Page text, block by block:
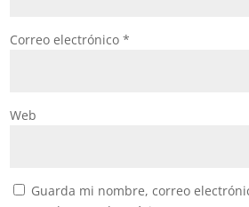
Correo electrónico*
Web
Guarda mi nombre, correo